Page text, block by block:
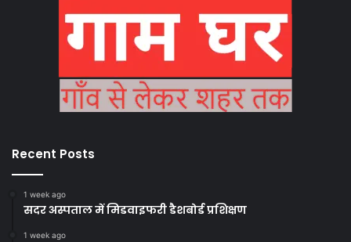
Recent Posts
1 week ago
सदर अस्पताल में मिडवाइफरी डैशबोर्ड प्रशिक्षण
1 week ago